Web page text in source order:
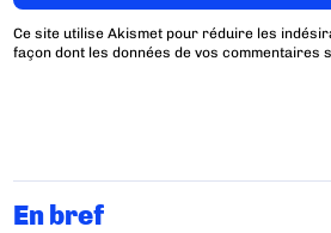
Ce site utilise Akismet pour réduire les
façon dont les données de vos commentaires
En bref